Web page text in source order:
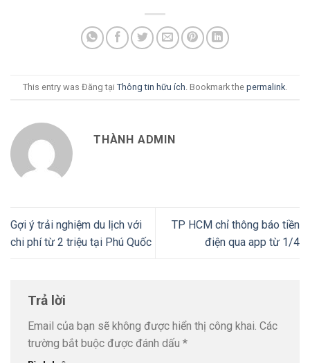
This entry was Đăng tại Thông tin hữu ích . Bookmark the permalink
THÀNH ADMIN
Gợi ý trải nghiệm du lịch với
chi phí từ 2 triệu tại Phú Quốc
TP HCM chỉ thông báo tiền
điện qua app từ 1/4
Trả lời
Email của bạn sẽ không được hiển thị công khai. Các
trường bắt buộc được đánh dấu *